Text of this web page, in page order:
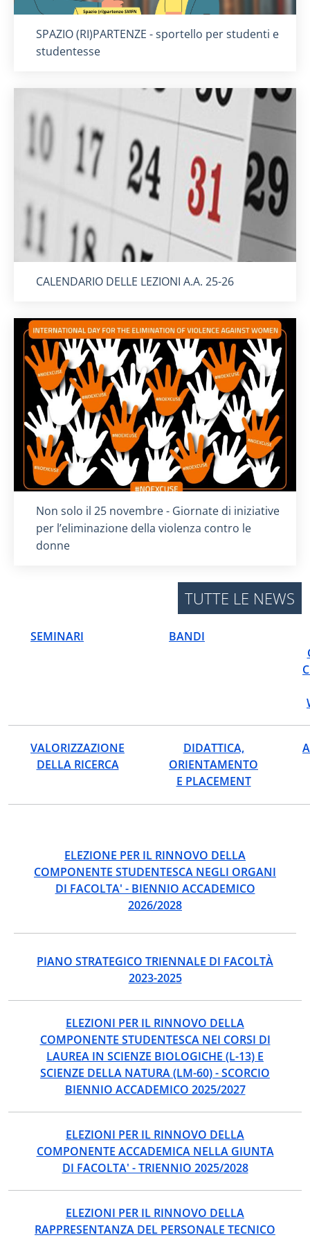
Titolo card:
SPAZIO (RI)PARTENZE - sportello per studenti e
studentesse
Titolo card:
CALENDARIO DELLE LEZIONI A.A. 25-26
Titolo card :
Non solo il 25 novembre - Giornate di iniziative
per l’eliminazione della violenza contro le
donne
TUTTE LE NEWS
SEMINARI
BANDI
VALORIZZAZIONE
DELLA RICERCA
DIDATTICA,
ORIENTAMENTO
E PLACEMENT
ELEZIONE PER IL RINNOVO DELLA
COMPONENTE STUDENTESCA NEGLI ORGANI
DI FACOLTA' - BIENNIO ACCADEMICO
2026/2028
PIANO STRATEGICO TRIENNALE DI FACOLTÀ
2023-2025
ELEZIONI PER IL RINNOVO DELLA
COMPONENTE STUDENTESCA NEI CORSI DI
LAUREA IN SCIENZE BIOLOGICHE (L-13) E
SCIENZE DELLA NATURA (LM-60) - SCORCIO
BIENNIO ACCADEMICO 2025/2027
ELEZIONI PER IL RINNOVO DELLA
COMPONENTE ACCADEMICA NELLA GIUNTA
DI FACOLTA' - TRIENNIO 2025/2028
ELEZIONI PER IL RINNOVO DELLA
RAPPRESENTANZA DEL PERSONALE TECNICO